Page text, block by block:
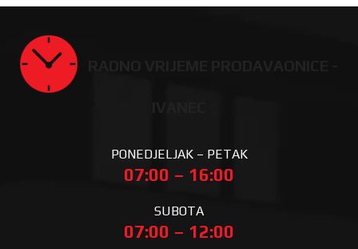
PONEDJELJAK – PETAK
07:00 – 16:00
SUBOTA
07:00 – 12:00